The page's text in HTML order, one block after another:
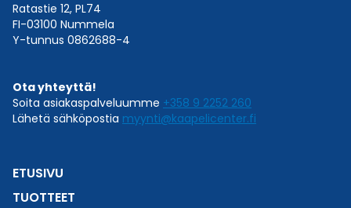
Ratastie 12, PL74
FI-03100 Nummela
Y-tunnus 0862688-4
Ota yhteyttä!
Soita asiakaspalveluumme +358 9 2252 260
Lähetä sähköpostia myynti@kaapelicenter.fi
ETUSIVU
TUOTTEET